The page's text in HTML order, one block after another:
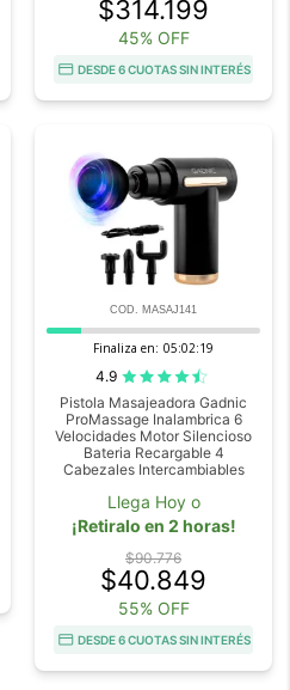
$314.199
45% OFF
DESDE 6 CUOTAS SIN INTERÉS
COD. MASAJ141
Finaliza en: 05:02:18
4.9
Pistola Masajeadora Gadnic
ProMassage Inalambrica 6
Velocidades Motor Silencioso
Bateria Recargable 4
Cabezales Intercambiables
Llega Hoy o
¡Retiralo en 2 horas!
$90.776
$40.849
55% OFF
DESDE 6 CUOTAS SIN INTERÉS